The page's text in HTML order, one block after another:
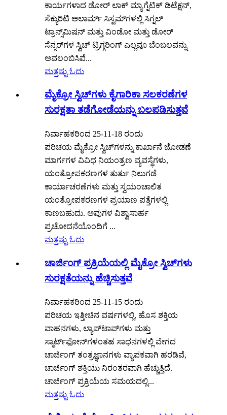
ಕಾರ್ಯಗಳಾದ ಡೋರ್ ಲಾಕ್ ಮ್ಯಾಗ್ನೆಟಿಕ್ ಡಿಟೆಕ್ಷನ್,
ಸೆಕ್ಯುರಿಟಿ ಅಲಾರ್ಮ್ ಸಿಸ್ಟಮ್‌ಗಳಲ್ಲಿ ಸಿಗ್ನಲ್
ಟ್ರಾನ್ಸ್‌ಮಿಷನ್ ಮತ್ತು ವಿಂಡೋ ಮತ್ತು ಡೋರ್
ಸೆನ್ಸರ್‌ಗಳ ಸ್ವಿಚ್ ಟ್ರಿಗ್ಗರಿಂಗ್ ಎಲ್ಲವೂ ಬೆಂಬಲವನ್ನು
ಅವಲಂಬಿಸಿವೆ...
ಮತ್ತಷ್ಟು ಓದು
ಮೈಕ್ರೋ ಸ್ವಿಚ್‌ಗಳು ಕೈಗಾರಿಕಾ ಸಲಕರಣೆಗಳ
ಸುರಕ್ಷತಾ ತಡೆಗೋಡೆಯನ್ನು ಬಲಪಡಿಸುತ್ತವೆ
ನಿರ್ವಾಹಕರಿಂದ 25-11-18 ರಂದು
ಪರಿಚಯ ಮೈಕ್ರೋ ಸ್ವಿಚ್‌ಗಳನ್ನು ಕಾರ್ಖಾನೆ ಜೋಡಣೆ
ಮಾರ್ಗಗಳ ವಿವಿಧ ನಿಯಂತ್ರಣ ವ್ಯವಸ್ಥೆಗಳು,
ಯಂತ್ರೋಪಕರಣಗಳ ತುರ್ತು ನಿಲುಗಡೆ
ಕಾರ್ಯಾಚರಣೆಗಳು ಮತ್ತು ಸ್ವಯಂಚಾಲಿತ
ಯಂತ್ರೋಪಕರಣಗಳ ಪ್ರಯಾಣ ಪತ್ತೆಗಳಲ್ಲಿ
ಕಾಣಬಹುದು. ಅವುಗಳ ವಿಶ್ವಾಸಾರ್ಹ
ಪ್ರಚೋದನೆಯೊಂದಿಗೆ ...
ಮತ್ತಷ್ಟು ಓದು
ಚಾರ್ಜಿಂಗ್ ಪ್ರಕ್ರಿಯೆಯಲ್ಲಿ ಮೈಕ್ರೋ ಸ್ವಿಚ್‌ಗಳು
ಸುರಕ್ಷತೆಯನ್ನು ಹೆಚ್ಚಿಸುತ್ತವೆ
ನಿರ್ವಾಹಕರಿಂದ 25-11-15 ರಂದು
ಪರಿಚಯ ಇತ್ತೀಚಿನ ವರ್ಷಗಳಲ್ಲಿ, ಹೊಸ ಶಕ್ತಿಯ
ವಾಹನಗಳು, ಲ್ಯಾಪ್‌ಟಾಪ್‌ಗಳು ಮತ್ತು
ಸ್ಮಾರ್ಟ್‌ಫೋನ್‌ಗಳಂತಹ ಸಾಧನಗಳಲ್ಲಿ ವೇಗದ
ಚಾರ್ಜಿಂಗ್ ತಂತ್ರಜ್ಞಾನಗಳು ವ್ಯಾಪಕವಾಗಿ ಹರಡಿವೆ,
ಚಾರ್ಜಿಂಗ್ ಶಕ್ತಿಯು ನಿರಂತರವಾಗಿ ಹೆಚ್ಚುತ್ತಿದೆ.
ಚಾರ್ಜಿಂಗ್ ಪ್ರಕ್ರಿಯೆಯ ಸಮಯದಲ್ಲಿ...
ಮತ್ತಷ್ಟು ಓದು